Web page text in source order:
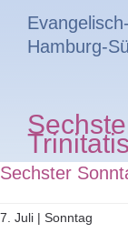
Hamburg-
Sechster
7. Juli | Sonntag